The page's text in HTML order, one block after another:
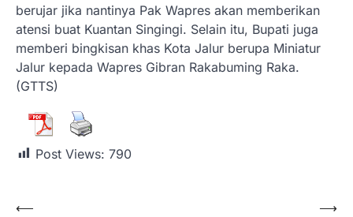
berujar jika nantinya Pak Wapres akan memberikan
atensi buat Kuantan Singingi. Selain itu, Bupati juga
memberi bingkisan khas Kota Jalur berupa Miniatur
Jalur kepada Wapres Gibran Rakabuming Raka.
(GTTS)
Post Views: 790
⟵
⟶